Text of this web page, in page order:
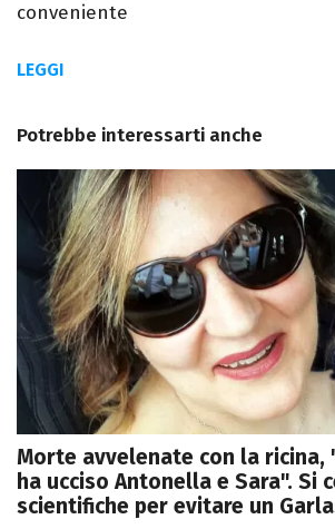
conveniente
LEGGI
Potrebbe interessarti anche
Morte avvelenate con la ricina,
ha ucciso Antonella e Sara". Si
scientifiche per evitare un